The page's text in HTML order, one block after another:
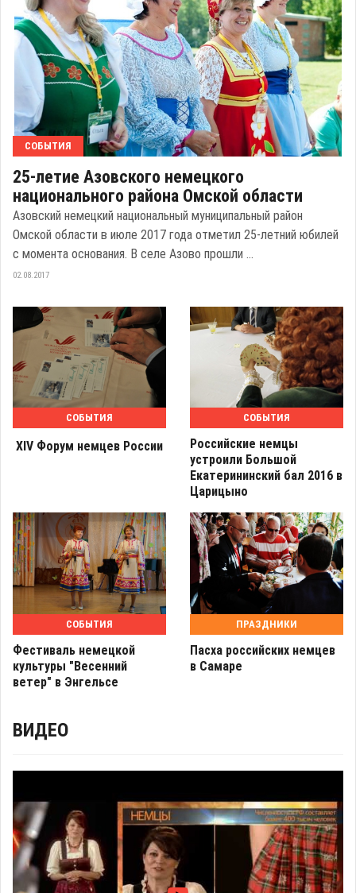
СОБЫТИЯ
25-летие Азовского немецкого
национального района Омской области
Азовский немецкий национальный муниципальный район
Омской области в июле 2017 года отметил 25-летний юбилей
с момента основания. В селе Азово прошли ...
02.08.2017
СОБЫТИЯ
XIV Форум немцев России
СОБЫТИЯ
Российские немцы
устроили Большой
Екатерининский бал 2016 в
Царицыно
СОБЫТИЯ
Фестиваль немецкой
культуры "Весенний
ветер" в Энгельсе
ПРАЗДНИКИ
Пасха российских немцев
в Самаре
ВИДЕО